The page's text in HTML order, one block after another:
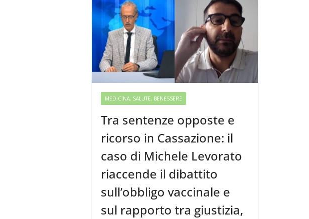
MEDICINA, SALUTE, BENESSERE
Tra sentenze opposte e
ricorso in Cassazione: il
caso di Michele Levorato
riaccende il dibattito
sull’obbligo vaccinale e
sul rapporto tra giustizia,